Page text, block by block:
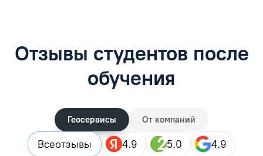
Отзывы студентов после
обучения
Геосервисы От компаний
Всеотзывы 4.9 5.0 4.9